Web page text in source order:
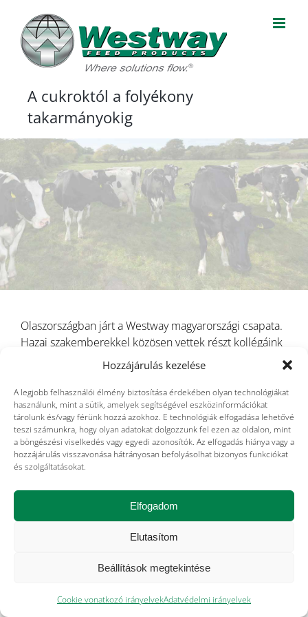
Hozzájárulás kezelése
A legjobb felhasználói élmény biztosítása érdekében olyan technológiákat
használunk, mint a sütik, amelyek segítségével eszközinformációkat
tárolunk és/vagy férünk hozzá azokhoz. E technológiák elfogadása lehetővé
teszi számunkra, hogy olyan adatokat dolgozzunk fel ezen az oldalon, mint
a böngészési viselkedés vagy egyedi azonosítók. Az elfogadás hiánya vagy a
hozzájárulás visszavonása hátrányosan befolyásolhat bizonyos funkciókat
és szolgáltatásokat.
Elfogadom
Elutasítom
Beállítások megtekintése
Cookie vonatkozó irányelvekAdatvédelmi irányelvek
A cukroktól a folyékony
takarmányokig
Olaszországban járt a Westway magyarországi csapata.
Hazai szakemberekkel közösen vettek részt kollégáink
a folyékony cukor szerepéről és a terület tudományos
újdonságairól tartott két napos konferencián.
Élménybeszámoló cikkünket itt olvashatják.
Navigation
Cookie vonatkozó irányelvek